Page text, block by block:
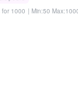
for 1000 | Min:50